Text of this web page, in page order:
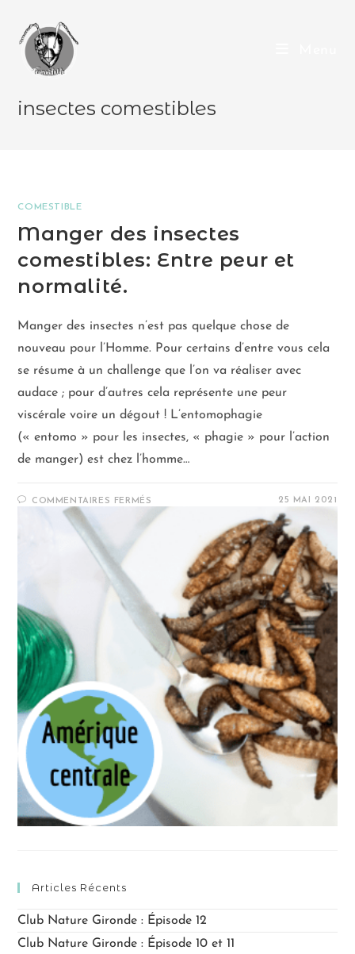
insectes comestibles
COMESTIBLE
Manger des insectes
comestibles: Entre peur et
normalité.
Manger des insectes n’est pas quelque chose de
nouveau pour l’Homme. Pour certains d’entre vous cela
se résume à un challenge que l’on va réaliser avec
audace ; pour d’autres cela représente une peur
viscérale voire un dégout ! L’entomophagie
(« entomo » pour les insectes, « phagie » pour l’action
de manger) est chez l’homme…
COMMENTAIRES FERMÉS 25 MAI 2021
Articles Récents
Club Nature Gironde : Épisode 12
Club Nature Gironde : Épisode 10 et 11